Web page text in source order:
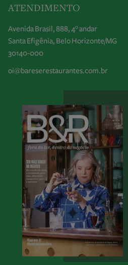
ATENDIMENTO
Avenida Brasil, 888, 4° andar
Santa Efigênia, Belo Horizonte/MG
30140-000
oi@bareserestaurantes.com.br